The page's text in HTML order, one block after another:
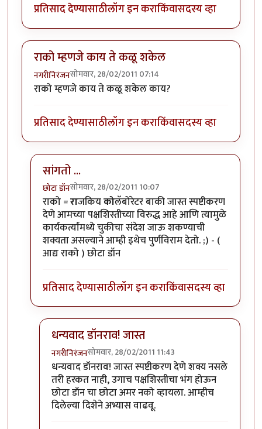
प्रतिसाद देण्यासाठीलॉग इन कराकिंवासदस्य व्हा
राको म्हणजे काय ते कळू शकेल
नगरीनिरंजनसोमवार, 28/02/2011 07:14
राको म्हणजे काय ते कळू शकेल काय?
प्रतिसाद देण्यासाठीलॉग इन कराकिंवासदस्य व्हा
सांगतो ...
छोटा डॉनसोमवार, 28/02/2011 10:07
In reply toराको म्हणजे काय ते कळू शकेलbyनगरीनिरंजन
राको =राजकियकोलॅबोरेटर बाकी जास्त स्पष्टीकरण
देणे आमच्या पक्षशिस्तीच्या विरुद्ध आहे आणि त्यामुळे
कार्यकर्त्यांमध्ये चुकीचा संदेश जाऊ शकण्याची
शक्यता असल्याने आम्ही इथेच पुर्णविराम देतो. ;) - (
आद्य राको ) छोटा डॉन
प्रतिसाद देण्यासाठीलॉग इन कराकिंवासदस्य व्हा
धन्यवाद डॉनराव! जास्त
नगरीनिरंजनसोमवार, 28/02/2011 11:43
In reply toसांगतो ...byछोटा डॉन
धन्यवाद डॉनराव! जास्त स्पष्टीकरण देणे शक्य नसले
तरी हरकत नाही, उगाच पक्षशिस्तीचा भंग होऊन
छोटा डॉन चा छोटा अमर नको व्हायला. आम्हीच
दिलेल्या दिशेने अभ्यास वाढवू.